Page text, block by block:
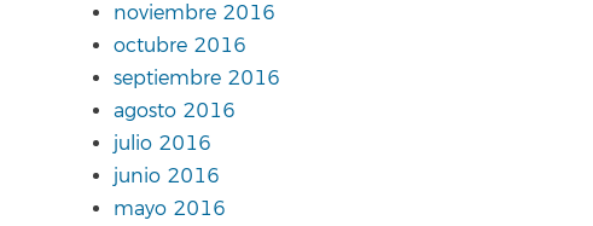
noviembre 2016
octubre 2016
septiembre 2016
agosto 2016
julio 2016
junio 2016
mayo 2016